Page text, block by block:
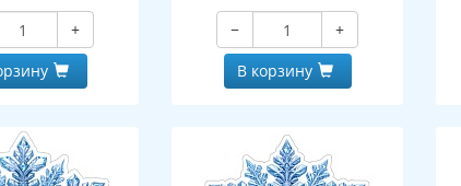
+
−
+
В корзину